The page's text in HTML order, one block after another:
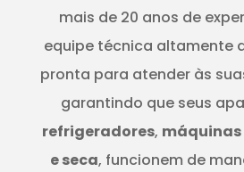
mais de 20 anos de
equipe técnica altamente
pronta para atender às
garantindo que seus
refrigeradores,
e seca, funcionem de